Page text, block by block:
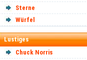
Sterne
Würfel
Lustiges
Chuck Norris